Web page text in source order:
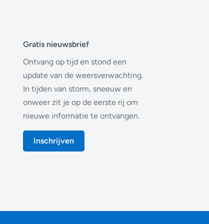
Gratis nieuwsbrief
Ontvang op tijd en stond een
update van de weersverwachting.
In tijden van storm, sneeuw en
onweer zit je op de eerste rij om
nieuwe informatie te ontvangen.
Inschrijven